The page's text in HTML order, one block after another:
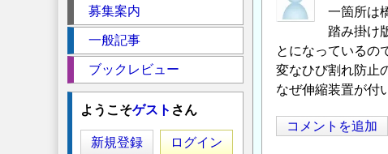
一箇所は
踏み掛け
とになっているの
変なひび割れ防止
なぜ伸縮装置が付
コメントを追加
募集案内
一般記事
ブックレビュー
ようこそゲスト さん
新規登録 ログイン